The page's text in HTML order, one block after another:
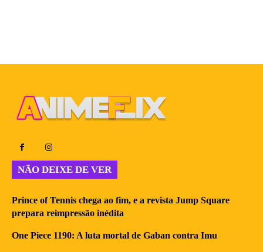
NÃO DEIXE DE VER
Prince of Tennis chega ao fim, e a revista Jump Square
prepara reimpressão inédita
One Piece 1190: A luta mortal de Gaban contra Imu